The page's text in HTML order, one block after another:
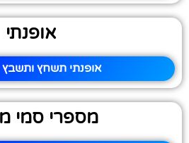
אופנתי
אופנתי תשחץ ותשבץ
מספרי סמי